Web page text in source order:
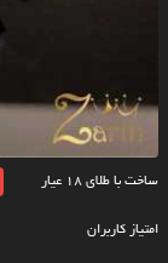
ساخت با طلای ۱۸ عیار
امتیاز کاربران